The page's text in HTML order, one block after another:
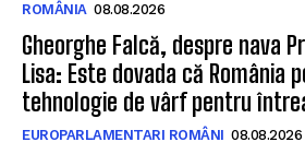
ROMÂNIA 08.08.2026
Gheorghe Falcă, despre nava
Lisa: Este dovada că România
tehnologie de vârf pentru
EUROPARLAMENTARI ROMÂNI 08.08.2026